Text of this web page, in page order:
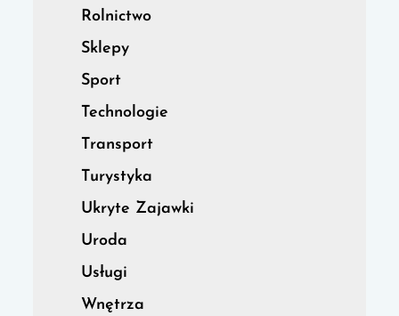
Rolnictwo
Sklepy
Sport
Technologie
Transport
Turystyka
Ukryte Zajawki
Uroda
Usługi
Wnętrza